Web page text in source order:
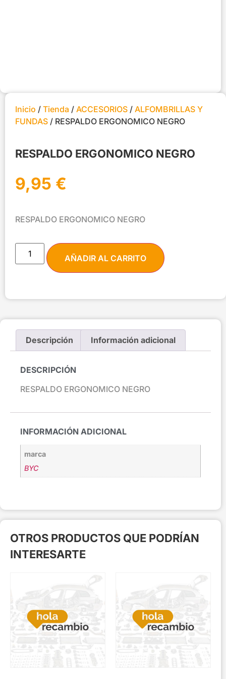
Inicio / Tienda / ACCESORIOS / ALFOMBRILLAS Y
FUNDAS / RESPALDO ERGONOMICO NEGRO
RESPALDO ERGONOMICO NEGRO
9,95 €
RESPALDO ERGONOMICO NEGRO
AÑADIR AL CARRITO
Descripción Información adicional
DESCRIPCIÓN
RESPALDO ERGONOMICO NEGRO
INFORMACIÓN ADICIONAL
marca
BYC
OTROS PRODUCTOS QUE PODRÍAN
INTERESARTE